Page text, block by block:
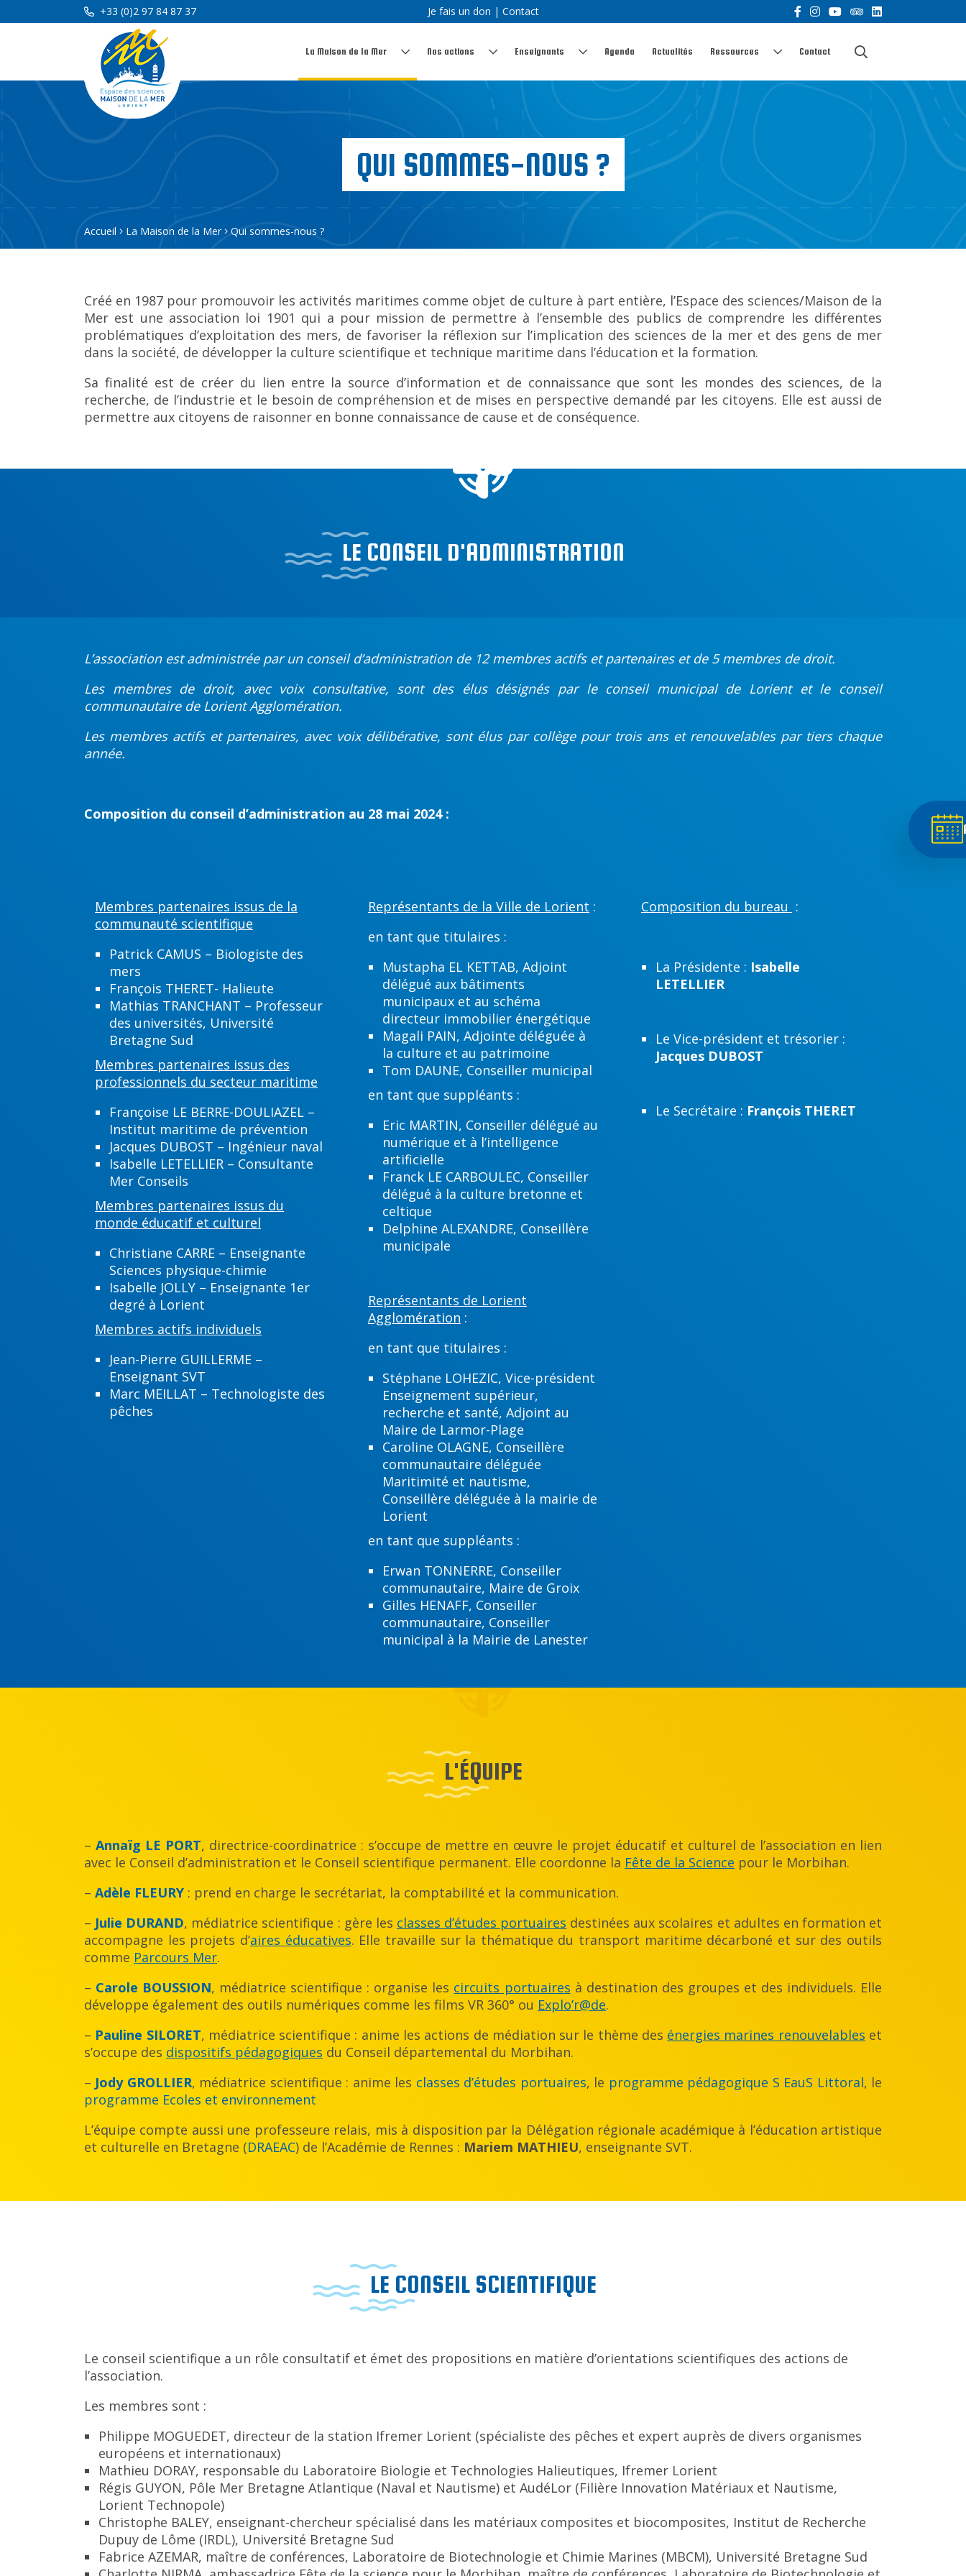
+33 (0)2 97 84 87 37 Je fais un don | Contact
La Maison de la Mer Nos actions Enseignants Agenda Actualités Ressources Contact
QUI SOMMES-NOUS ?
Accueil La Maison de la Mer Qui sommes-nous ?
Créé en 1987 pour promouvoir les activités maritimes comme objet de culture à part entière, l’Espace des sciences/Maison de la
Mer est une association loi 1901 qui a pour mission de permettre à l’ensemble des publics de comprendre les différentes
problématiques d’exploitation des mers, de favoriser la réflexion sur l’implication des sciences de la mer et des gens de mer
dans la société, de développer la culture scientifique et technique maritime dans l’éducation et la formation.
Sa finalité est de créer du lien entre la source d’information et de connaissance que sont les mondes des sciences, de la
recherche, de l’industrie et le besoin de compréhension et de mises en perspective demandé par les citoyens. Elle est aussi de
permettre aux citoyens de raisonner en bonne connaissance de cause et de conséquence.
LE CONSEIL D'ADMINISTRATION
L’association est administrée par un conseil d’administration de 12 membres actifs et partenaires et de 5 membres de droit.
Les membres de droit, avec voix consultative, sont des élus désignés par le conseil municipal de Lorient et le conseil
communautaire de Lorient Agglomération.
Les membres actifs et partenaires, avec voix délibérative, sont élus par collège pour trois ans et renouvelables par tiers chaque
année.
Composition du conseil d’administration au 28 mai 2024 :
Membres partenaires issus de la
communauté scientifique
Patrick CAMUS – Biologiste des
mers
François THERET- Halieute
Mathias TRANCHANT – Professeur
des universités, Université
Bretagne Sud
Membres partenaires issus des
professionnels du secteur maritime
Françoise LE BERRE-DOULIAZEL –
Institut maritime de prévention
Jacques DUBOST – Ingénieur naval
Isabelle LETELLIER – Consultante
Mer Conseils
Membres partenaires issus du
monde éducatif et culturel
Christiane CARRE – Enseignante
Sciences physique-chimie
Isabelle JOLLY – Enseignante 1er
degré à Lorient
Membres actifs individuels
Jean-Pierre GUILLERME –
Enseignant SVT
Marc MEILLAT – Technologiste des
pêches
Représentants de la Ville de Lorient :
en tant que titulaires :
Mustapha EL KETTAB, Adjoint
délégué aux bâtiments
municipaux et au schéma
directeur immobilier énergétique
Magali PAIN, Adjointe déléguée à
la culture et au patrimoine
Tom DAUNE, Conseiller municipal
en tant que suppléants :
Eric MARTIN, Conseiller délégué au
numérique et à l’intelligence
artificielle
Franck LE CARBOULEC, Conseiller
délégué à la culture bretonne et
celtique
Delphine ALEXANDRE, Conseillère
municipale
Représentants de Lorient
Agglomération :
en tant que titulaires :
Stéphane LOHEZIC, Vice-président
Enseignement supérieur,
recherche et santé, Adjoint au
Maire de Larmor-Plage
Caroline OLAGNE, Conseillère
communautaire déléguée
Maritimité et nautisme,
Conseillère déléguée à la mairie de
Lorient
en tant que suppléants :
Erwan TONNERRE, Conseiller
communautaire, Maire de Groix
Gilles HENAFF, Conseiller
communautaire, Conseiller
municipal à la Mairie de Lanester
Composition du bureau :
La Présidente : Isabelle
LETELLIER
Le Vice-président et trésorier :
Jacques DUBOST
Le Secrétaire : François THERET
L'ÉQUIPE
–Annaïg LE PORT, directrice-coordinatrice : s’occupe de mettre en œuvre le projet éducatif et culturel de l’association en lien
avec le Conseil d’administration et le Conseil scientifique permanent. Elle coordonne la Fête de la Science pour le Morbihan.
– Adèle FLEURY : prend en charge le secrétariat, la comptabilité et la communication.
– Julie DURAND, médiatrice scientifique : gère les classes d’études portuaires destinées aux scolaires et adultes en formation et
accompagne les projets d’aires éducatives. Elle travaille sur la thématique du transport maritime décarboné et sur des outils
comme Parcours Mer.
– Carole BOUSSION, médiatrice scientifique : organise les circuits portuaires à destination des groupes et des individuels. Elle
développe également des outils numériques comme les films VR 360° ou Explo’r@de.
– Pauline SILORET, médiatrice scientifique : anime les actions de médiation sur le thème des énergies marines renouvelables et
s’occupe des dispositifs pédagogiques du Conseil départemental du Morbihan.
– Jody GROLLIER, médiatrice scientifique : anime les classes d’études portuaires, le programme pédagogique S EauS Littoral, le
programme Ecoles et environnement
L’équipe compte aussi une professeure relais, mis à disposition par la Délégation régionale académique à l’éducation artistique
et culturelle en Bretagne (DRAEAC) de l’Académie de Rennes : Mariem MATHIEU, enseignante SVT.
LE CONSEIL SCIENTIFIQUE
Le conseil scientifique a un rôle consultatif et émet des propositions en matière d’orientations scientifiques des actions de
l’association.
Les membres sont :
Philippe MOGUEDET, directeur de la station Ifremer Lorient (spécialiste des pêches et expert auprès de divers organismes
européens et internationaux)
Mathieu DORAY, responsable du Laboratoire Biologie et Technologies Halieutiques, Ifremer Lorient
Régis GUYON, Pôle Mer Bretagne Atlantique (Naval et Nautisme) et AudéLor (Filière Innovation Matériaux et Nautisme,
Lorient Technopole)
Christophe BALEY, enseignant-chercheur spécialisé dans les matériaux composites et biocomposites, Institut de Recherche
Dupuy de Lôme (IRDL), Université Bretagne Sud
Fabrice AZEMAR, maître de conférences, Laboratoire de Biotechnologie et Chimie Marines (MBCM), Université Bretagne Sud